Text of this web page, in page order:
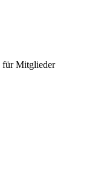
für Mitglieder